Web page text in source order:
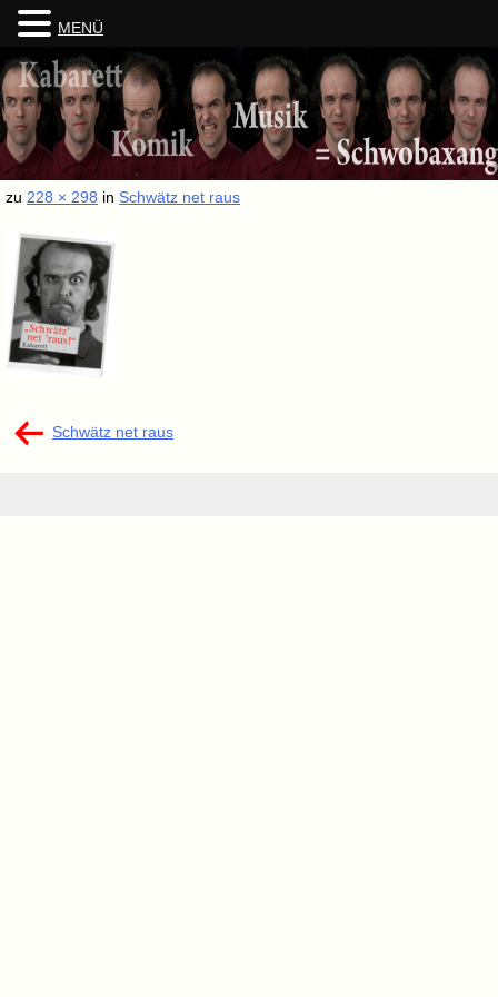
Skip
to
content
zu 228 × 298 in Schwätz net raus
Beitragsnavigation
Schwätz net raus
MENÜ